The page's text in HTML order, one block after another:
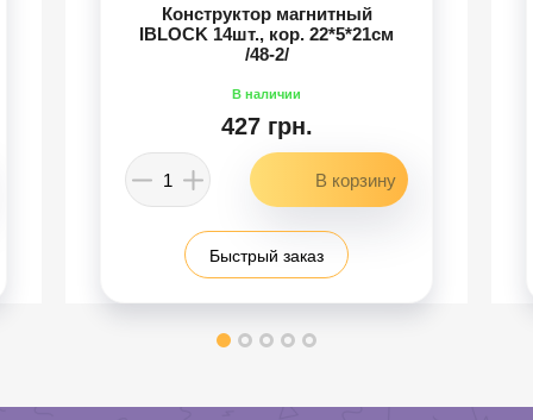
Конструктор магнитный
IBLOCK 14шт., кор. 22*5*21см
/48-2/
427 грн.
Быстрый заказ